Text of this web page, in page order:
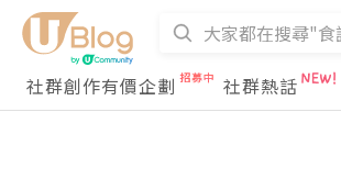
社群創作有價企劃 社群熱話